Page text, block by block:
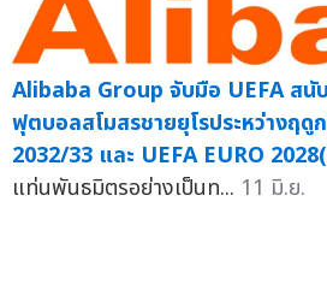
Alibaba Group จับมือ UEFA สนั
ฟุตบอลสโมสรชายยุโรประหว่างฤดู
2032/33 และ UEFA EURO
แท่นพันธมิตรอย่างเป็นท... 11 มิ.ย.